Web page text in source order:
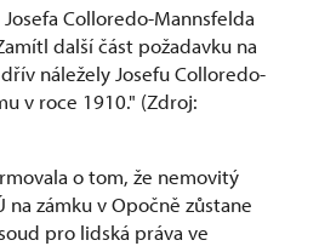
Colloredo-Mannsfelda
další část požadavku na
náležely Josefu Colloredo-
v roce 1910." (Zdroj:
o tom, že nemovitý
na zámku v Opočně zůstane
pro lidská práva ve